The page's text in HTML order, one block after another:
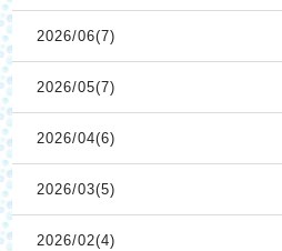
2026/06(7)
2026/05(7)
2026/04(6)
2026/03(5)
2026/02(4)